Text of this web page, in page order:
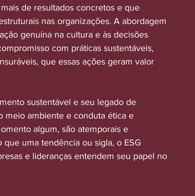
de resultados concretos e que
nas organizações. A abordagem
genuína na cultura e às decisões
com práticas sustentáveis,
que essas ações geram valor
sustentável e seu legado de
meio ambiente e conduta ética e
algum, são atemporais e
uma tendência ou sigla, o ESG
e lideranças entendem seu papel no